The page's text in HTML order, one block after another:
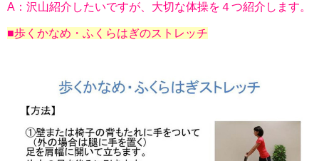
A：沢山紹介したいですが、大切な体操を４つ紹介します。
■歩くかなめ・ふくらはぎのストレッチ